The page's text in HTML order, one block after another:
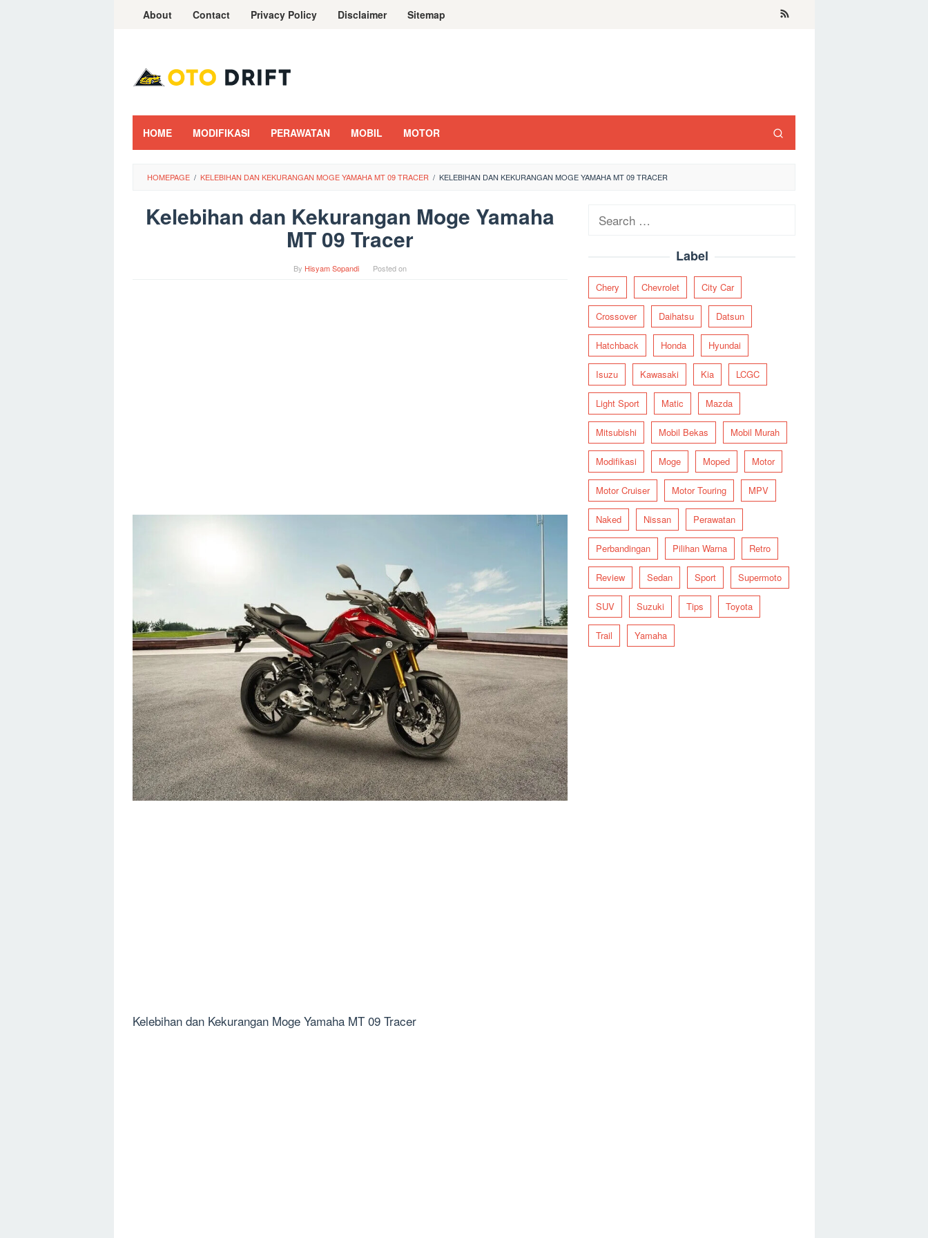
About Contact Privacy Policy Disclaimer Sitemap
HOME MODIFIKASI PERAWATAN MOBIL MOTOR
HOMEPAGE / KELEBIHAN DAN KEKURANGAN MOGE YAMAHA MT 09 TRACER / KELEBIHAN DAN KEKURANGAN MOGE YAMAHA MT 09 TRACER
Kelebihan dan Kekurangan Moge Yamaha
MT 09 Tracer
By Hisyam Sopandi Posted on
Kelebihan dan Kekurangan Moge Yamaha MT 09 Tracer
Search
Label
Chery Chevrolet City Car
Crossover Daihatsu Datsun
Hatchback Honda Hyundai
Isuzu Kawasaki Kia LCGC
Light Sport Matic Mazda
Mitsubishi Mobil Bekas Mobil Murah
Modifikasi Moge Moped Motor
Motor Cruiser Motor Touring MPV
Naked Nissan Perawatan
Perbandingan Pilihan Warna Retro
Review Sedan Sport Supermoto
SUV Suzuki Tips Toyota
Trail Yamaha